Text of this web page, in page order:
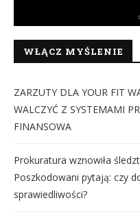
WŁĄCZ MYŚLENIE
ZARZUTY DLA YOUR FIT
WALCZYĆ Z SYSTEMAMI
FINANSOWA
Prokuratura wznowiła
Poszkodowani pytają: czy
sprawiedliwości?